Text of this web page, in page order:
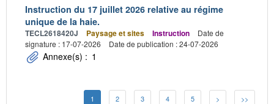
Instruction du 17 juillet 2026 relative au régime
unique de la haie.
TECL2618420J Paysage et sites Instruction
Date de
signature : 17-07-2026
Date de publication : 24-07-2026
Annexe(s) : 1
1 2 3 4 5 > >>